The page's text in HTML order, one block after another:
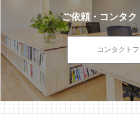
ご依頼・コンタ
コンタクト